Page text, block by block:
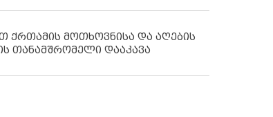
ქრთამის მოთხოვნისა და აღების
თანამშრომელი დააკავა